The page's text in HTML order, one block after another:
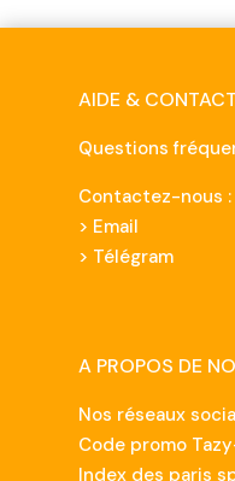
AIDE & CONTACT
Questions
Contactez-nous :
> Email
> Télégram
A PROPOS DE
Nos réseaux
Code promo
Index des paris